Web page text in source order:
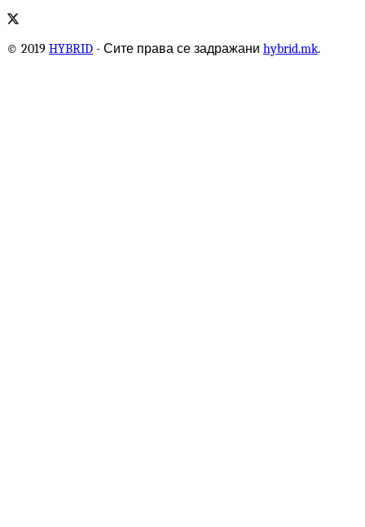
© 2019 HYBRID - Сите права се задражани hybrid.mk.